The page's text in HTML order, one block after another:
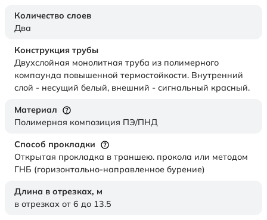
Количество слоев
Два
Конструкция трубы
Двухслойная монолитная труба из полимерного
компаунда повышенной термостойкости. Внутренний
слой - несущий белый, внешний - сигнальный красный.
Материал
Полимерная композиция ПЭ/ПНД
Способ прокладки
Открытая прокладка в траншею. прокола или методом
ГНБ (горизонтально-направленное бурение)
Длина в отрезках, м
в отрезках от 6 до 13.5